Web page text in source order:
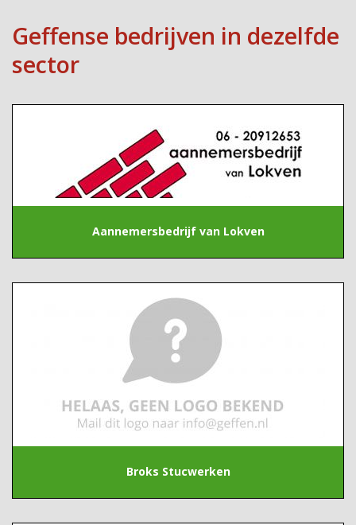
Geffense bedrijven in dezelfde
sector
Aannemersbedrijf van Lokven
Broks Stucwerken